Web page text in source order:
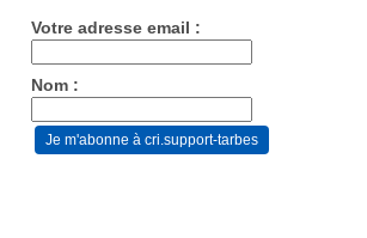
Votre adresse email :
Nom :